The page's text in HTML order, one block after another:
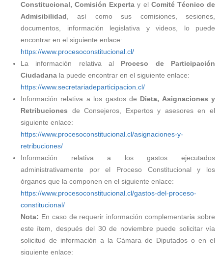
Constitucional, Comisión Experta y el Comité Técnico de
Admisibilidad , así como sus comisiones, sesiones,
documentos, información legislativa y videos, lo puede
encontrar en el siguiente enlace:
https://www.procesoconstitucional.cl/
La información relativa al Proceso de Participación
Ciudadana la puede encontrar en el siguiente enlace:
https://www.secretariadeparticipacion.cl/
Información relativa a los gastos de Dieta, Asignaciones y
Retribuciones de Consejeros, Expertos y asesores en el
siguiente enlace:
https://www.procesoconstitucional.cl/asignaciones-y-
retribuciones/
Información relativa a los gastos ejecutados
administrativamente por el Proceso Constitucional y los
órganos que la componen en el siguiente enlace:
https://www.procesoconstitucional.cl/gastos-del-proceso-
constitucional/
Nota: En caso de requerir información complementaria sobre
este ítem, después del 30 de noviembre puede solicitar vía
solicitud de información a la Cámara de Diputados o en el
siguiente enlace: